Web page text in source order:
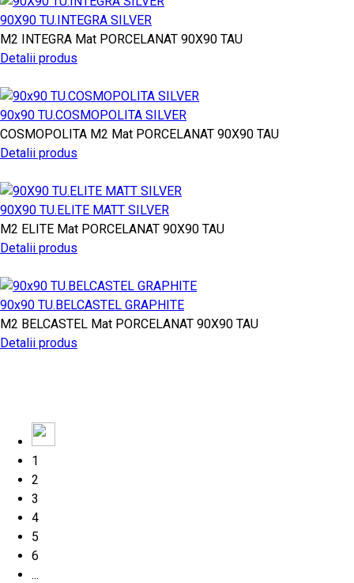
90X90 TU.INTEGRA SILVER
M2 INTEGRA Mat PORCELANAT 90X90 TAU
Detalii produs
90x90 TU.COSMOPOLITA SILVER
COSMOPOLITA M2 Mat PORCELANAT 90X90 TAU
Detalii produs
90X90 TU.ELITE MATT SILVER
M2 ELITE Mat PORCELANAT 90X90 TAU
Detalii produs
90x90 TU.BELCASTEL GRAPHITE
M2 BELCASTEL Mat PORCELANAT 90X90 TAU
Detalii produs
1
2
3
4
5
6
...